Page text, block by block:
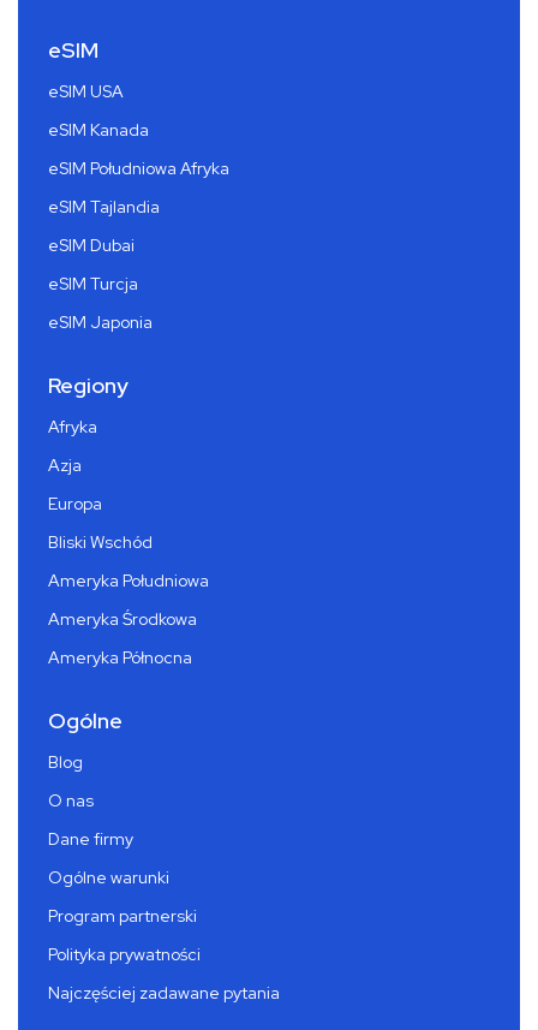
eSIM
eSIM USA
eSIM Kanada
eSIM Południowa Afryka
eSIM Tajlandia
eSIM Dubai
eSIM Turcja
eSIM Japonia
Regiony
Afryka
Azja
Europa
Bliski Wschód
Ameryka Południowa
Ameryka Środkowa
Ameryka Północna
Ogólne
Blog
O nas
Dane firmy
Ogólne warunki
Program partnerski
Polityka prywatności
Najczęściej zadawane pytania